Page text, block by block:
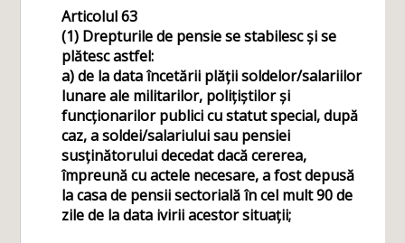
Articolul 63
(1) Drepturile de pensie se stabilesc și se
plătesc astfel:
a) de la data încetării plății soldelor/salariilor
lunare ale militarilor, polițiștilor și
funcționarilor publici cu statut special, după
caz, a soldei/salariului sau pensiei
susținătorului decedat dacă cererea,
împreună cu actele necesare, a fost depusă
la casa de pensii sectorială în cel mult 90 de
zile de la data ivirii acestor situații;